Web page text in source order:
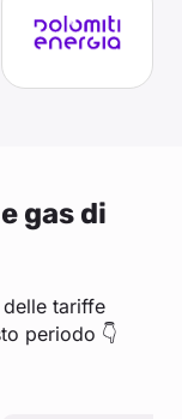
gas di
tariffe
periodo 👇